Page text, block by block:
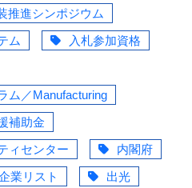
推進シンポジウム
ム
入札参加資格
ム／Manufacturing
補助金
ィセンター
内閣府
業リスト
出光